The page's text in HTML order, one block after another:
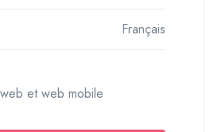
Français
et web mobile